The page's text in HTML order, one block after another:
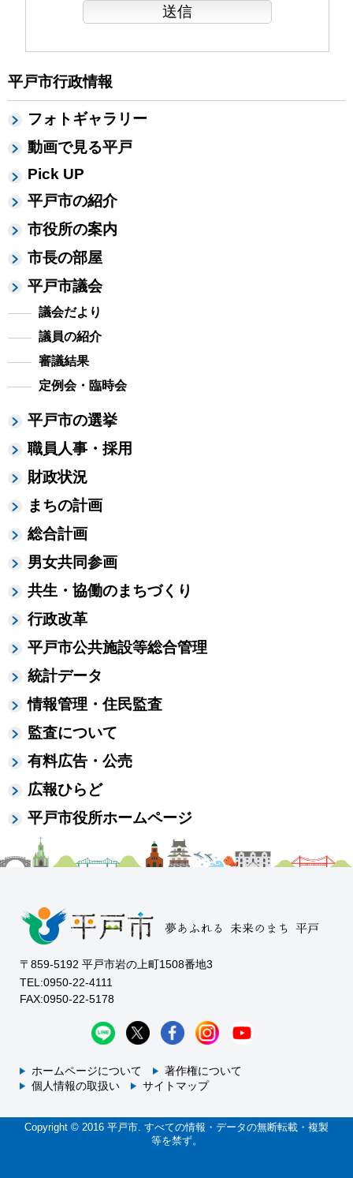
平戸市行政情報
フォトギャラリー
動画で見る平戸
Pick UP
平戸市の紹介
市役所の案内
市長の部屋
平戸市議会
議会だより
議員の紹介
審議結果
定例会・臨時会
平戸市の選挙
職員人事・採用
財政状況
まちの計画
総合計画
男女共同参画
共生・協働のまちづくり
行政改革
平戸市公共施設等総合管理
統計データ
情報管理・住民監査
監査について
有料広告・公売
広報ひらど
平戸市役所ホームページ
〒859-5192 平戸市岩の上町1508番地3
TEL:0950-22-4111
FAX:0950-22-5178
ホームページについて
著作権について
個人情報の取扱い
サイトマップ
Copyright © 2016 平戸市. すべての情報・データの無断転載・複製
等を禁ず。